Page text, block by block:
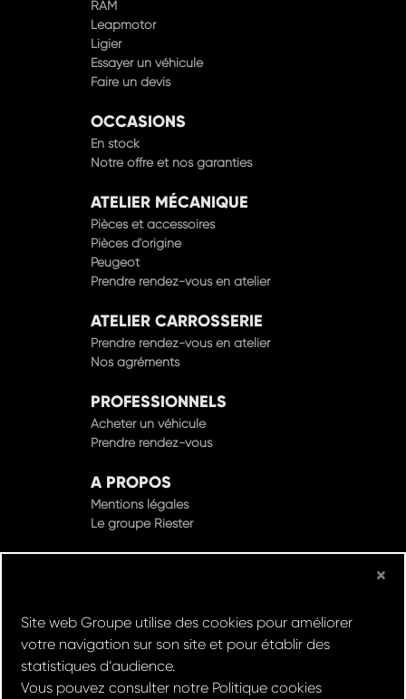
RAM
Leapmotor
Ligier
Essayer un véhicule
Faire un devis
OCCASIONS
En stock
Notre offre et nos garanties
ATELIER MÉCANIQUE
Pièces et accessoires
Pièces d'origine
Peugeot
Prendre rendez-vous en atelier
ATELIER CARROSSERIE
Prendre rendez-vous en atelier
Nos agréments
PROFESSIONNELS
Acheter un véhicule
Prendre rendez-vous
A PROPOS
Mentions légales
Le groupe Riester
© Groupe Riester 2022 - Tous droits réservés
Design & Développement par
×
Site web Groupe utilise des cookies pour améliorer
votre navigation sur son site et pour établir des
statistiques d’audience.
Vous pouvez consulter notre Politique cookies